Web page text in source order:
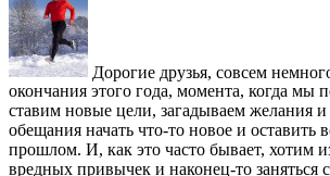
Дорогие друзья, совсем
окончания этого года, момента, когда мы
ставим новые цели, загадываем желания и
обещания начать что-то новое и оставить
прошлом. И, как это часто бывает, хотим
вредных привычек и наконец-то заняться